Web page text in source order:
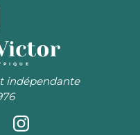
indépendante